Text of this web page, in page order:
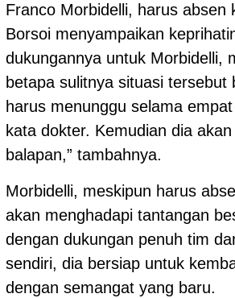
Franco Morbidelli, harus absen
Borsoi menyampaikan
dukungannya untuk Morbidelli,
betapa sulitnya situasi tersebut
harus menunggu selama
kata dokter. Kemudian dia
balapan,” tambahnya.
Morbidelli, meskipun harus
akan menghadapi tantangan
dengan dukungan penuh tim
sendiri, dia bersiap untuk
dengan semangat yang baru.